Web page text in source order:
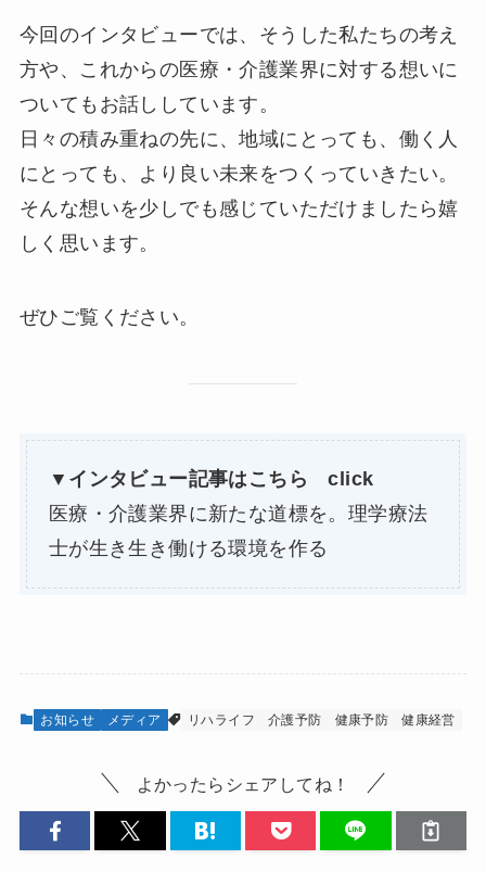
今回のインタビューでは、そうした私たちの考え
方や、これからの医療・介護業界に対する想いに
ついてもお話ししています。
日々の積み重ねの先に、地域にとっても、働く人
にとっても、より良い未来をつくっていきたい。
そんな想いを少しでも感じていただけましたら嬉
しく思います。
ぜひご覧ください。
▼インタビュー記事はこちら
click
医療・介護業界に新たな道標を。理学療法
士が生き生き働ける環境を作る
お知らせ メディア リハライフ 介護予防 健康予防 健康経営
よかったらシェアしてね！